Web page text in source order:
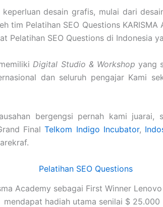
desain grafis, mulai dari
tim Pelatihan SEO Questions
SEO Questions di Indonesia
Digital Studio & Workshop yang
dan seluruh pengajar Kami
bergengsi pernah kami juarai,
FinalTelkom Indigo Incubator,
Academy sebagai First Winner
mendapat hadiah utama senilai $ 25.000